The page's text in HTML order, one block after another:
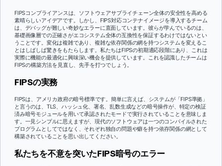
ドキュメント
サインイン
FIPSコンプライアンスは、ソフトウェアサプライチェーン全体の安全性を高める
素晴らしいアイデアです。しかし、FIPS対応コンテナイメージを導入するチーム
は、デバッグが難しい奇妙なエラーに直面しています。彼らが学んでいるのは、
基礎画像層での正確さがエコシステム全体の互換性を保証するわけではないとい
うことです。変化は複雑であり、複雑な依存関係の網を持つシステムを変えるこ
とはしばしば驚きをもたらします。私たちはFIPSの初期適応段階にあり、これは
実際に機能の最適化に興味深い機会を提供しています。これを認識したチームは
FIPSの構築方法を見直し、先手を打つでしょう。
FIPSの実務
FIPSは、アメリカ政府の暗号標準です。簡単に言えば、システムが「FIPS準拠」
と言うのは、TLS、ハッシュ化、署名、乱数生成などの暗号操作が、特定の検証
済み暗号モジュールを用いて承認されたモードで実行されていることを意味しま
す。一見シンプルに思えますが、現代のソフトウェアは一つのコンパイルされた
プログラムとしてではなく、それぞれ独自の問題や癖を持つ依存関係の網として
構築されていることを思い出してください。
私たちを不意を突いたFIPS暗号のエラー